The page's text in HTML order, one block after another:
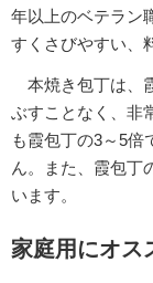
年以上のベテラン
すくさびやすい、
本焼き包丁は、
ぶすことなく、非
も霞包丁の3～5倍
ん。また、霞包丁
います。
家庭用にオス